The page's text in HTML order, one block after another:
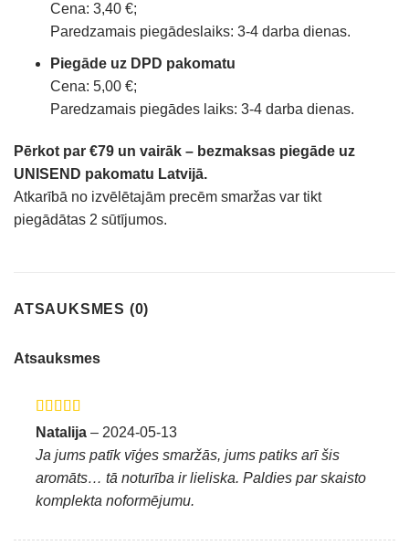
Cena: 3,40 €;
Paredzamais piegādeslaiks: 3-4 darba dienas.
Piegāde uz DPD pakomatu
Cena: 5,00 €;
Paredzamais piegādes laiks: 3-4 darba dienas.
Pērkot par €79 un vairāk – bezmaksas piegāde uz
UNISEND pakomatu Latvijā.
Atkarībā no izvēlētajām precēm smaržas var tikt
piegādātas 2 sūtījumos.
ATSAUKSMES (0)
Atsauksmes
Novērtēts ar
5no 5
Natalija – 2024-05-13
Ja jums patīk vīģes smaržās, jums patiks arī šis
aromāts… tā noturība ir lieliska. Paldies par skaisto
komplekta noformējumu.